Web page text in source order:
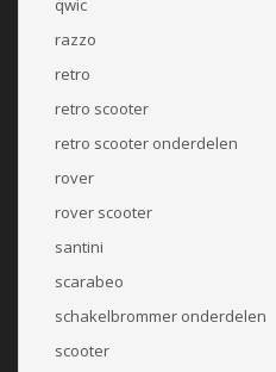
razzo
retro
retro scooter
retro scooter onderdelen
rover
rover scooter
santini
scarabeo
schakelbrommer onderdelen
scooter